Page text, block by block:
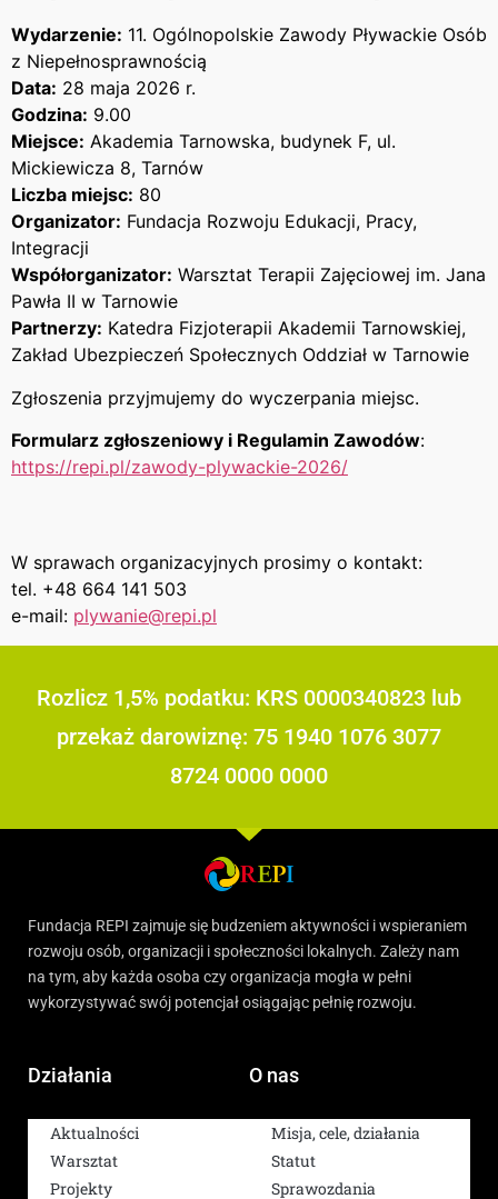
Wydarzenie: 11. Ogólnopolskie Zawody Pływackie Osób
z Niepełnosprawnością
Data: 28 maja 2026 r.
Godzina: 9.00
Miejsce: Akademia Tarnowska, budynek F, ul.
Mickiewicza 8, Tarnów
Liczba miejsc: 80
Organizator: Fundacja Rozwoju Edukacji, Pracy,
Integracji
Współorganizator: Warsztat Terapii Zajęciowej im. Jana
Pawła II w Tarnowie
Partnerzy: Katedra Fizjoterapii Akademii Tarnowskiej,
Zakład Ubezpieczeń Społecznych Oddział w Tarnowie
Zgłoszenia przyjmujemy do wyczerpania miejsc.
Formularz zgłoszeniowy i Regulamin Zawodów:
https://repi.pl/zawody-plywackie-2026/
W sprawach organizacyjnych prosimy o kontakt:
tel. +48 664 141 503
e-mail: plywanie@repi.pl
Rozlicz 1,5% podatku: KRS 0000340823 lub
przekaż darowiznę: 75 1940 1076 3077
8724 0000 0000
Fundacja REPI zajmuje się budzeniem aktywności i wspieraniem
rozwoju osób, organizacji i społeczności lokalnych. Zależy nam
na tym, aby każda osoba czy organizacja mogła w pełni
wykorzystywać swój potencjał osiągając pełnię rozwoju.
Działania
Aktualności
Warsztat
Projekty
O nas
Misja, cele, działania
Statut
Sprawozdania